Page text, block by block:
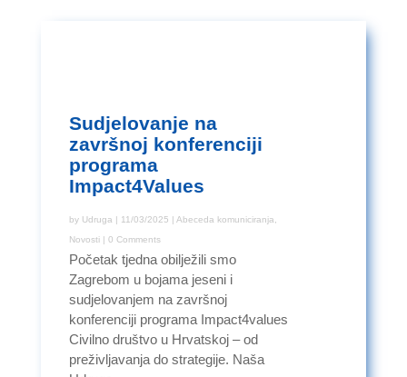
Sudjelovanje na
završnoj konferenciji
programa
Impact4Values
by Udruga | 11/03/2025 | Abeceda komuniciranja
Novosti | 0 Comments
Početak tjedna obilježili smo
Zagrebom u bojama jeseni i
sudjelovanjem na završnoj
konferenciji programa Impact4values
Civilno društvo u Hrvatskoj – od
preživljavanja do strategije. Naša